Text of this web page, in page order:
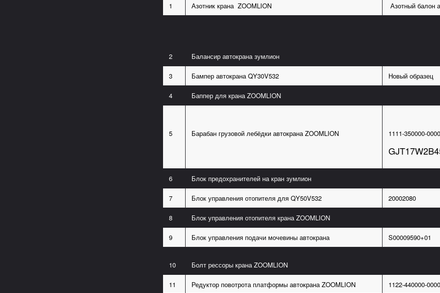
1 Азотник крана ZOOMLION Азотный балон
2 Балансир автокрана зумлион
3 Бампер автокрана QY30V532 Новый образец
4 Баппер для крана ZOOMLION
5 Барабан грузовой лебёдки автокрана ZOOMLION 1111-350000-0000
6 Блок предохранителей на кран зумлион
7 Блок управления отопителя для QY50V532 20002080
8 Блок управления отопителя крана ZOOMLION
9 Блок управления подачи мочевины автокрана S00009590+01
10 Болт рессоры крана ZOOMLION
11 Редуктор повотрота платформы автокрана ZOOMLION 1122-440000-0000